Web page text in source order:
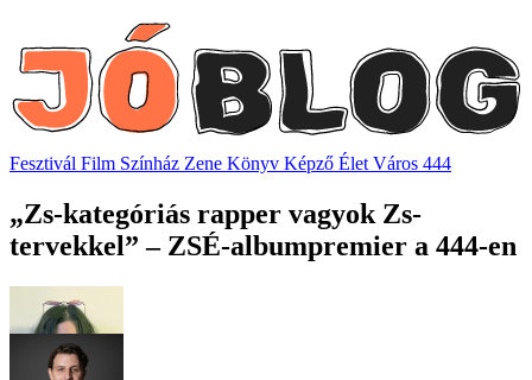
Fesztivál Film Színház Zene Könyv Képző Élet Város 444
„Zs-kategóriás rapper vagyok Zs-
tervekkel” – ZSÉ-albumpremier a 444-en